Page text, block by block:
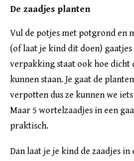
De zaadjes planten
Vul de potjes met potgrond en
(of laat je kind dit doen) gaatjes
verpakking staat ook hoe dicht
kunnen staan. Je gaat de
verpotten dus ze kunnen we
Maar 5 wortelzaadjes in een
praktisch.
Dan laat je je kind de zaadjes in